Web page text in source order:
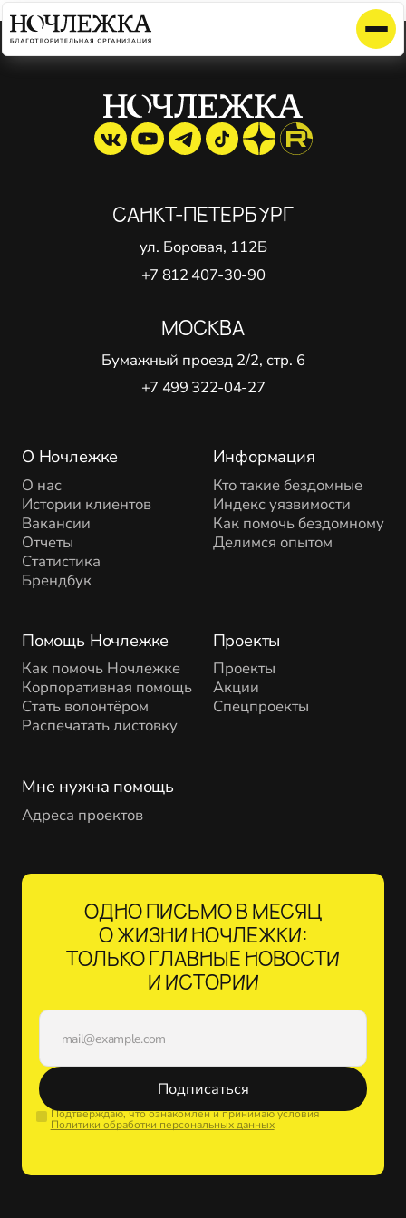
Элемент не найден!
О Ночлежке
О нас
Истории клиентов
Вакансии
Отчеты
Статистика
Брендбук
Помощь Ночлежке
Как помочь Ночлежке
Корпоративная помощь
Стать волонтёром
Распечатать листовку
Проекты
Проекты
Акции
Спецпроекты
Информация
Кто такие бездомные
Индекс уязвимости
Как помочь бездомному
Делимся опытом
Мне нужна помощь
Адреса проектов
САНКТ-ПЕТЕРБУРГ
ул. Боровая, 112Б
+7 812 407-30-90
МОСКВА
Бумажный проезд 2/2, стр. 6
+7 499 322-04-27
ОДНО ПИСЬМО В МЕСЯЦ
О ЖИЗНИ НОЧЛЕЖКИ:
ТОЛЬКО ГЛАВНЫЕ НОВОСТИ
И ИСТОРИИ
Подписаться
Подтверждаю, что ознакомлен и принимаю условия
Политики обработки персональных данных